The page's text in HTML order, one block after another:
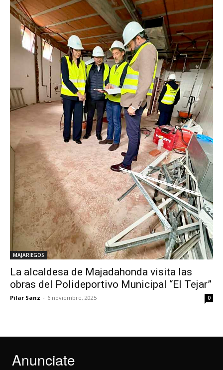
MAJARIEGOS
La alcaldesa de Majadahonda visita las
obras del Polideportivo Municipal “El Tejar”
Pilar Sanz - 6 noviembre, 2025 0
Anunciate